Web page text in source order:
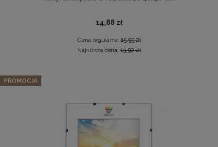
10,19 zł
DO KOSZYKA
Panel ścienny 120 x 15 cm tapicerowany 3D Wezgłowie
46,99 zł
Cena regularna:51,99 zł
Najniższa cena:
DO KOSZYKA
14,88 zł
Cena regularna:15,95 zł
Najniższa cena:15,92 zł
PROMOCJA